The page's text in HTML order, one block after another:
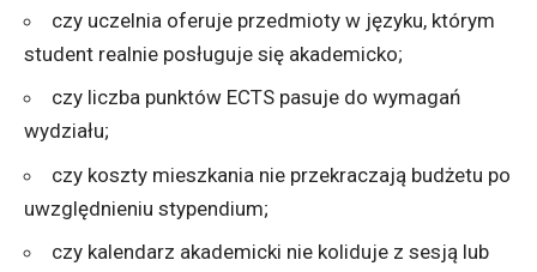
czy uczelnia oferuje przedmioty w języku, którym
student realnie posługuje się akademicko;
czy liczba punktów ECTS pasuje do wymagań
wydziału;
czy koszty mieszkania nie przekraczają budżetu po
uwzględnieniu stypendium;
czy kalendarz akademicki nie koliduje z sesją lub